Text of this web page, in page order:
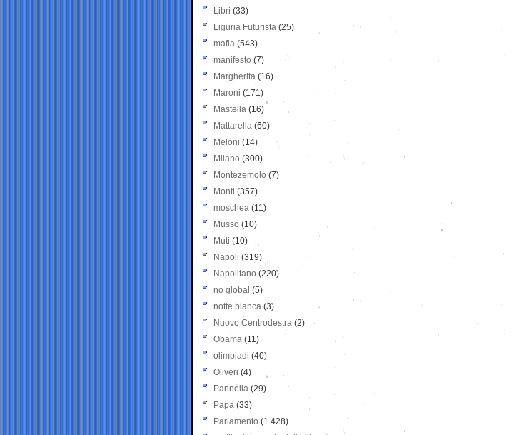
Libri (33)
Liguria Futurista (25)
mafia (543)
manifesto (7)
Margherita (16)
Maroni (171)
Mastella (16)
Mattarella (60)
Meloni (14)
Milano (300)
Montezemolo (7)
Monti (357)
moschea (11)
Musso (10)
Muti (10)
Napoli (319)
Napolitano (220)
no global (5)
notte bianca (3)
Nuovo Centrodestra (2)
Obama (11)
olimpiadi (40)
Oliveri (4)
Pannella (29)
Papa (33)
Parlamento (1.428)